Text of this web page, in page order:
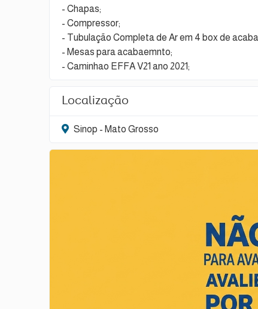
- Chapas;
- Compressor;
- Tubulação Completa de Ar em 4 box de
- Mesas para acabaemnto;
- Caminhao EFFA V21 ano 2021;
Localização
Sinop - Mato Grosso